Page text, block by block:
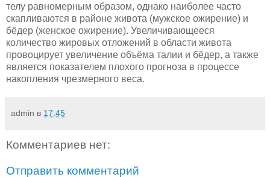
телу равномерным образом, однако наиболее часто
скапливаются в районе живота (мужское ожирение) и
бёдер (женское ожирение). Увеличивающееся
количество жировых отложений в области живота
провоцирует увеличение объёма талии и бёдер, а также
является показателем плохого прогноза в процессе
накопления чрезмерного веса.
admin в 17:45
Комментариев нет:
Отправить комментарий